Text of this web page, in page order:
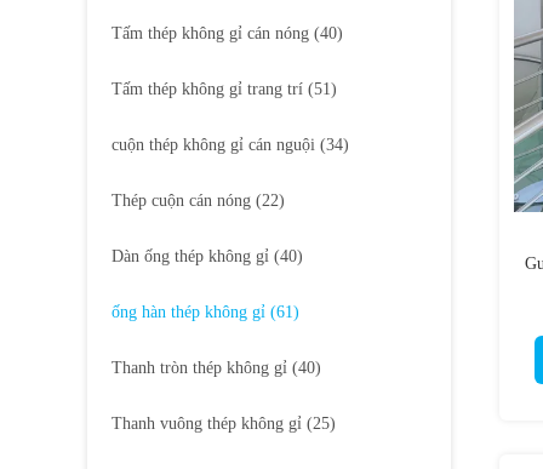
Tấm thép không gỉ cán nóng (40)
Tấm thép không gỉ trang trí (51)
cuộn thép không gỉ cán nguội (34)
Thép cuộn cán nóng (22)
Dàn ống thép không gỉ (40)
ống hàn thép không gỉ (61)
Thanh tròn thép không gỉ (40)
Thanh vuông thép không gỉ (25)